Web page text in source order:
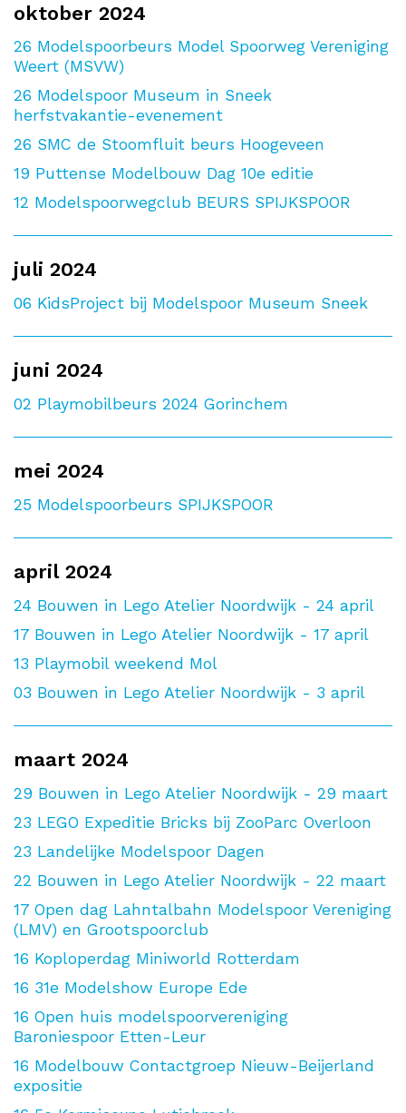
oktober 2024
26 Modelspoorbeurs Model Spoorweg Vereniging
Weert (MSVW)
26 Modelspoor Museum in Sneek
herfstvakantie-evenement
26 SMC de Stoomfluit beurs Hoogeveen
19 Puttense Modelbouw Dag 10e editie
12 Modelspoorwegclub BEURS SPIJKSPOOR
juli 2024
06 KidsProject bij Modelspoor Museum Sneek
juni 2024
02 Playmobilbeurs 2024 Gorinchem
mei 2024
25 Modelspoorbeurs SPIJKSPOOR
april 2024
24 Bouwen in Lego Atelier Noordwijk - 24 april
17 Bouwen in Lego Atelier Noordwijk - 17 april
13 Playmobil weekend Mol
03 Bouwen in Lego Atelier Noordwijk - 3 april
maart 2024
29 Bouwen in Lego Atelier Noordwijk - 29 maart
23 LEGO Expeditie Bricks bij ZooParc Overloon
23 Landelijke Modelspoor Dagen
22 Bouwen in Lego Atelier Noordwijk - 22 maart
17 Open dag Lahntalbahn Modelspoor Vereniging
(LMV) en Grootspoorclub
16 Koploperdag Miniworld Rotterdam
16 31e Modelshow Europe Ede
16 Open huis modelspoorvereniging
Baroniespoor Etten-Leur
16 Modelbouw Contactgroep Nieuw-Beijerland
expositie